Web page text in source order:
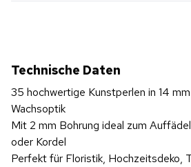
Technische Daten
35 hochwertige Kunstperlen in 14
Wachsoptik
Mit 2 mm Bohrung ideal zum
oder Kordel
Perfekt für Floristik, Hochzeitsdeko,